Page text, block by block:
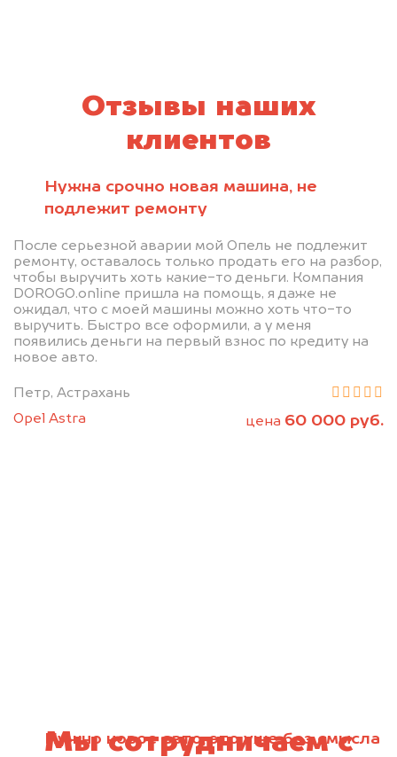
Отзывы наших
клиентов
Нужна срочно новая машина, не
подлежит ремонту
После серьезной аварии мой Опель не подлежит
ремонту, оставалось только продать его на разбор,
чтобы выручить хоть какие-то деньги. Компания
DOROGO.online пришла на помощь, я даже не
ожидал, что с моей машины можно хоть что-то
выручить. Быстро все оформили, а у меня
появились деньги на первый взнос по кредиту на
новое авто.
Петр, Астрахань
Opel Astra
цена 60 000 руб.
Нужно новое авто, это уже без смысла
Мы сотрудничаем с